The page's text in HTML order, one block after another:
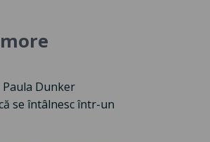
Dunker
se întâlnesc într-un